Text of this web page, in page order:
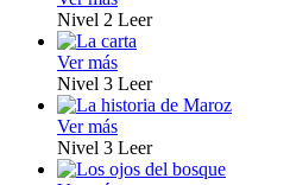
Nivel 2 Leer
Ver más
Nivel 3 Leer
Ver más
Nivel 3 Leer